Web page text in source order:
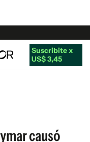
Suscribite x
US$ 3,45
causó